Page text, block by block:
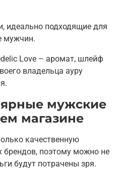
идеально подходящие для
мужчин.
Love – аромат, шлейф
владельца ауру
мужские
магазине
качественную
поэтому можно не
будут потрачены зря.